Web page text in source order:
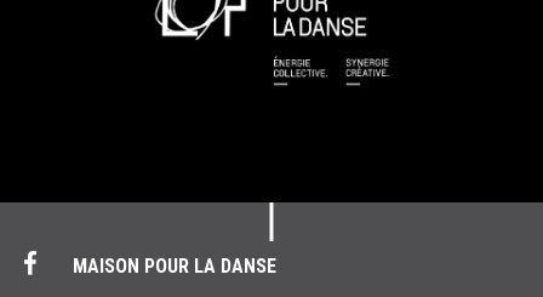
MAISON POUR LA DANSE